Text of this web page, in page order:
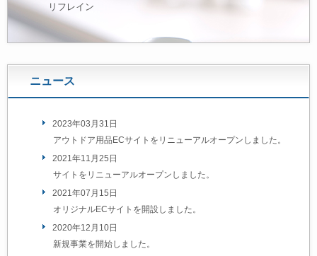
リフレイン
ニュース
2023年03月31日
アウトドア用品ECサイトをリニューアルオープンしました。
2021年11月25日
サイトをリニューアルオープンしました。
2021年07月15日
オリジナルECサイトを開設しました。
2020年12月10日
新規事業を開始しました。